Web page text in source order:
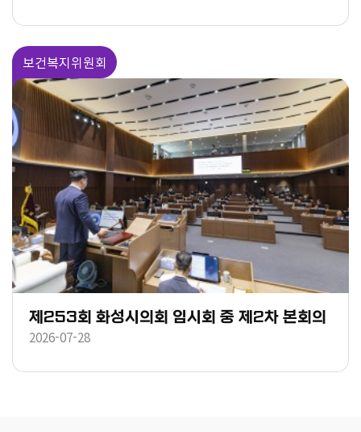
보건복지위원회
제253회 화성시의회 임시회 중 제2차 본회의
2026-07-28